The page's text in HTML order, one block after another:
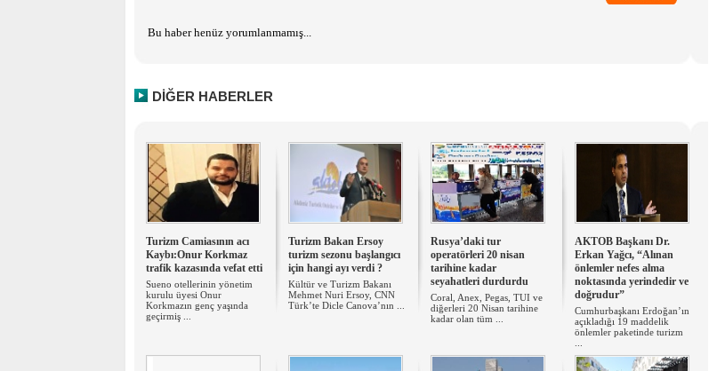
Bu haber henüz yorumlanmamış...
DİĞER HABERLER
Turizm Camiasının acı
Kaybı:Onur Korkmaz
trafik kazasında vefat etti
Sueno otellerinin yönetim
kurulu üyesi Onur
Korkmazın genç yaşında
geçirmiş ...
Turizm Bakan Ersoy
turizm sezonu başlangıcı
için hangi ayı verdi ?
Kültür ve Turizm Bakanı
Mehmet Nuri Ersoy, CNN
Türk’te Dicle Canova’nın ...
Rusya’daki tur
operatörleri 20 nisan
tarihine kadar
seyahatleri durdurdu
Coral, Anex, Pegas, TUI ve
diğerleri 20 Nisan tarihine
kadar olan tüm ...
AKTOB Başkanı Dr.
Erkan Yağcı, “Alınan
önlemler nefes alma
noktasında yerindedir ve
doğrudur”
Cumhurbaşkanı Erdoğan’ın
açıkladığı 19 maddelik
önlemler paketinde turizm